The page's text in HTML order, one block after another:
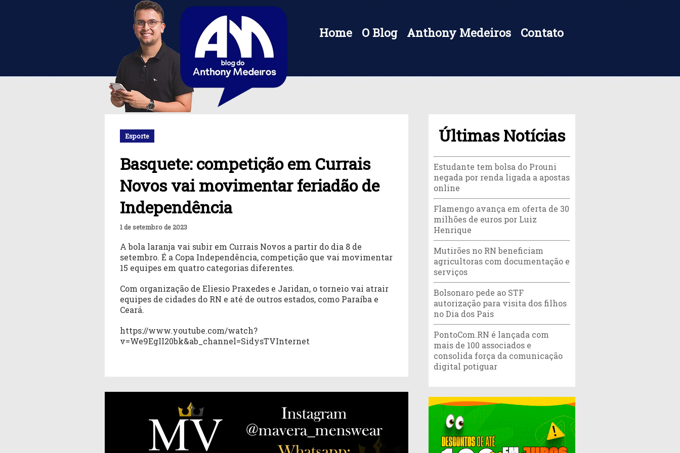
Home O Blog Anthony Medeiros Contato
Esporte
Basquete: competição em Currais
Novos vai movimentar feriadão de
Independência
1 de setembro de 2023
A bola laranja vai subir em Currais Novos a partir do dia 8 de
setembro. É a Copa Independência, competição que vai movimentar
15 equipes em quatro categorias diferentes.
Com organização de Eliesio Praxedes e Jaridan, o torneio vai atrair
equipes de cidades do RN e até de outros estados, como Paraíba e
Ceará.
https://www.youtube.com/watch?
v=We9EgII20bk&ab_channel=SidysTVInternet
Últimas Notícias
Estudante tem bolsa do Prouni
negada por renda ligada a apostas
online
Flamengo avança em oferta de 30
milhões de euros por Luiz
Henrique
Mutirões no RN beneficiam
agricultoras com documentação e
serviços
Bolsonaro pede ao STF
autorização para visita dos filhos
no Dia dos Pais
PontoCom.RN é lançada com
mais de 100 associados e
consolida força da comunicação
digital potiguar